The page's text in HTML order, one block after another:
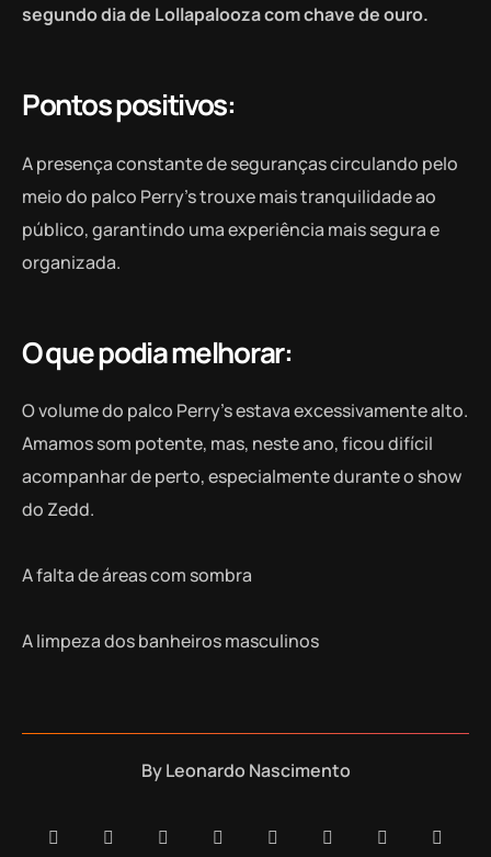
segundo dia de Lollapalooza com chave de ouro.
Pontos positivos:
A presença constante de seguranças circulando pelo
meio do palco Perry’s trouxe mais tranquilidade ao
público, garantindo uma experiência mais segura e
organizada.
O que podia melhorar:
O volume do palco Perry’s estava excessivamente alto.
Amamos som potente, mas, neste ano, ficou difícil
acompanhar de perto, especialmente durante o show
do Zedd.
A falta de áreas com sombra
A limpeza dos banheiros masculinos
ByLeonardo Nascimento